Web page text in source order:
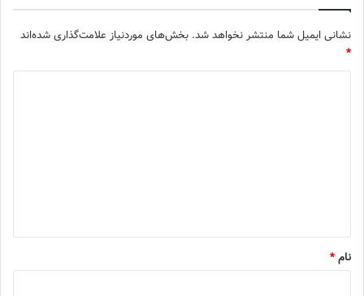
نشانی ایمیل شما منتشر نخواهد شد. بخش‌های موردنیاز علامت‌گذاری شده‌اند
*
نام*